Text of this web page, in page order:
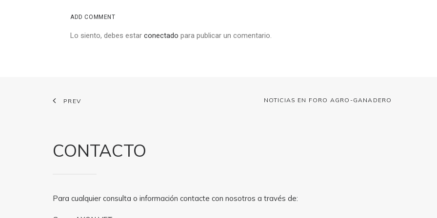
ADD COMMENT
Lo siento, debes estar conectado para publicar un comentario.
PREV NOTICIAS EN FORO AGRO-GANADERO
CONTACTO
Para cualquier consulta o información contacte con nosotros a través de: